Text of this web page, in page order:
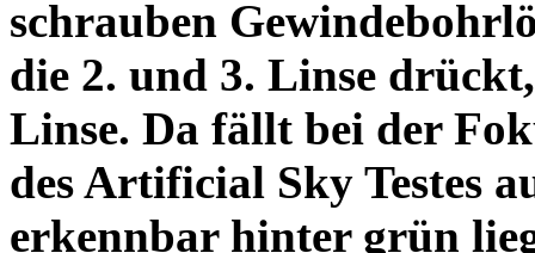
schrauben
die 2. und 3. Linse
Linse. Da fällt bei der
des Artificial Sky Testes
erkennbar hinter grün